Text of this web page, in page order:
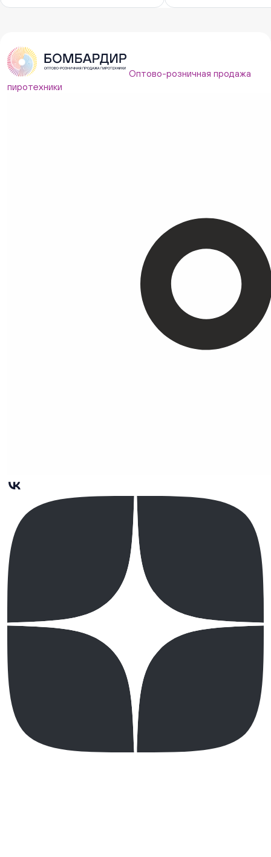
Оптово-розничная продажа
пиротехники